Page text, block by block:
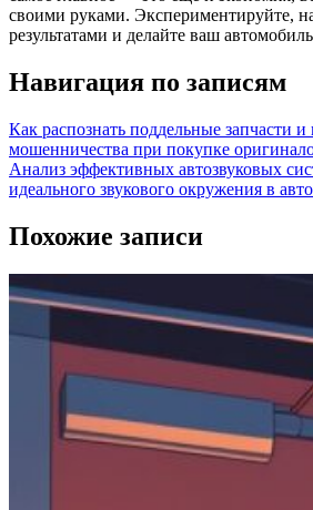
своими руками. Экспериментируйте,
результатами и делайте ваш
Навигация по записям
Как распознать поддельные запчасти и
мошенничества при покупке
Анализ эффективных автозвуковых
идеального звукового окружения в
Похожие записи